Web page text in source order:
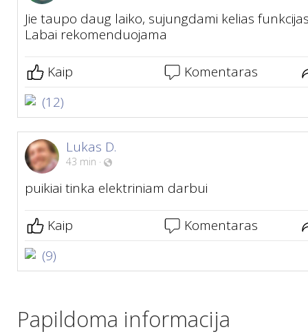
Jie taupo daug laiko, sujungdami kelias
Labai rekomenduojama
Kaip Komentaras
(12)
Lukas D.
43 min ·
puikiai tinka elektriniam darbui
Kaip Komentaras
(9)
Papildoma informacija